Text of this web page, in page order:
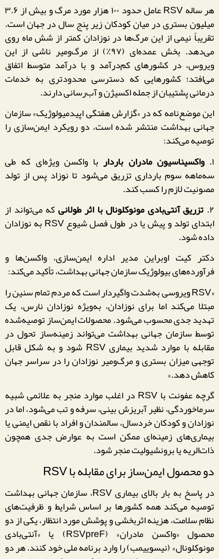
هر ساله RSV عامل حدود ۱۰۰ هزار مورد مرگ و بیش از ۳.۶
میلیون بستری در میان کودکان زیر پنج سال در جهان است.
تقریباً نیمی از این مرگ‌ها در نوزادان کمتر از شش ماه روی
می‌دهد. بخش عمده‌ای (۹۷٪) از مرگ‌ومیر ناشی از این
ویروس، در کشورهای کم‌درآمد و با درآمد متوسط اتفاق
می‌افتد؛ کشورهایی که دسترسی محدودتری به خدمات
درمانی پشتیبان از جمله اکسیژن و آب‌رسانی دارند.
این موضع‌نامه که در «گزارش هفتگی اپیدمیولوژیک» سازمان
جهانی بهداشت منتشر شده است، دو رویکرد ایمن‌سازی را
توصیه می‌کند:
۱. واکسیناسیون مادران بارداربا واکسن ویژه‌ای که طی
سه‌ماهه سوم بارداری تزریق می‌شود تا نوزاد پس از تولد
مصونیت لازم را کسب کند.
۲. تزریق آنتی‌بادی مونوکلونال با اثر طولانیکه می‌تواند از
ابتدای تولد و پیش یا در طول فصل شیوع RSV به نوزادان
داده شود.
دکتر کیت اوبراین مدیر اداره ایمن‌سازی، واکسن‌ها و
فرآورده‌های بیولوژیک سازمان جهانی بهداشت، تأکید می‌کند:
«RSV ویروسی به‌شدت واگیردار است که مردم تمام سنین را
مبتلا می‌کند اما برای نوزادان، به‌ویژه نوزادان نارس، یک
تهدید جدی محسوب می‌شود. محصولات ایمن‌ساز توصیه‌شده
توسط سازمان جهانی بهداشت می‌تواند زمینه‌ساز تحول در
مقابله با موارد شدید بیماری RSV شود و به شکل قابل
توجهی میزان بستری و مرگ‌ومیر نوزادان را در سراسر جهان
کاهش دهد.»
گرچه عفونت با RSV در اغلب موارد منجر به علائمی شبیه
سرماخوردگی، نظیر آبریزش بینی، سرفه و تب می‌شود، اما در
نوزادان و کودکان خردسال، سالمندان و افراد با نقص ایمنی یا
بیماری‌های زمینه‌ای ممکن است به عوارض جدی همچون
ذات‌الریه یا برونشیولیت منجر شود.
دو محصول ایمن‌ساز برای مقابله با RSV
در پاسخ به بار بالای بیماری RSV، سازمان جهانی بهداشت
توصیه می‌کند همه کشورها بر اساس شرایط و ظرفیت‌های
نظام سلامت، هزینه اثربخشی و پوشش مورد انتظار، یکی از دو
محصول «واکسن مادران» (RSVpreF) یا «آنتی‌بادی
مونوکلونال» (نیسوییمب) را وارد برنامه ملی خود کنند. هر دو